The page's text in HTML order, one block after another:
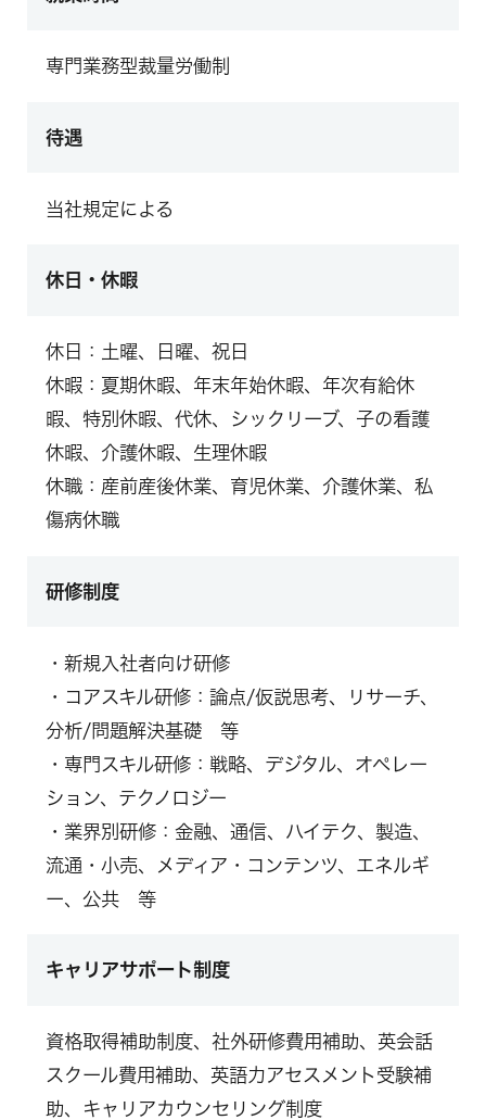
専門業務型裁量労働制
待遇
当社規定による
休日・休暇
休日：土曜、日曜、祝日
休暇：夏期休暇、年末年始休暇、年次有給休
暇、特別休暇、代休、シックリーブ、子の看護
休暇、介護休暇、生理休暇
休職：産前産後休業、育児休業、介護休業、私
傷病休職
研修制度
・新規入社者向け研修
・コアスキル研修：論点/仮説思考、リサーチ、
分析/問題解決基礎 等
・専門スキル研修：戦略、デジタル、オペレー
ション、テクノロジー
・業界別研修：金融、通信、ハイテク、製造、
流通・小売、メディア・コンテンツ、エネルギ
ー、公共 等
キャリアサポート制度
資格取得補助制度、社外研修費用補助、英会話
スクール費用補助、英語力アセスメント受験補
助、キャリアカウンセリング制度